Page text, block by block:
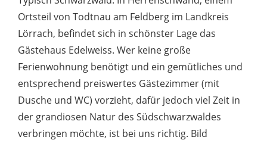
Ortsteil von Todtnau am Feldberg im Landkreis
Lörrach, befindet sich in schönster Lage das
Gästehaus Edelweiss. Wer keine große
Ferienwohnung benötigt und ein gemütliches und
entsprechend preiswertes Gästezimmer (mit
Dusche und WC) vorzieht, dafür jedoch viel Zeit in
der grandiosen Natur des Südschwarzwaldes
verbringen möchte, ist bei uns richtig. Bild